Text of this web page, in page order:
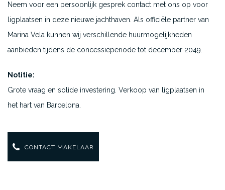
Neem voor een persoonlijk gesprek contact met ons op voor
ligplaatsen in deze nieuwe jachthaven. Als officiële partner van
Marina Vela kunnen wij verschillende huurmogelijkheden
aanbieden tijdens de concessieperiode tot december 2049.
Notitie:
Grote vraag en solide investering. Verkoop van ligplaatsen in
het hart van Barcelona.
CONTACT MAKELAAR